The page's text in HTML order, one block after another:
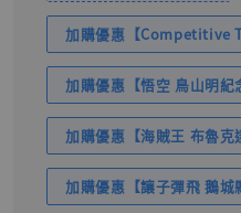
加購優惠【Competitive
加購優惠【悟空 鳥山明紀
加購優惠【海賊王 布魯克
加購優惠【讓子彈飛 鵝城